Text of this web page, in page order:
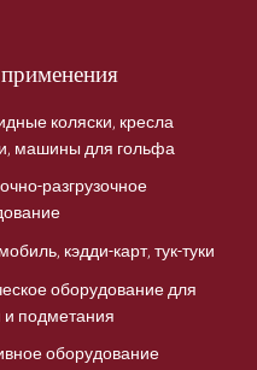
коляски, кресла
машины для гольфа
разгрузочное
кэдди-карт, тук-туки
оборудование для
и подметания
оборудование